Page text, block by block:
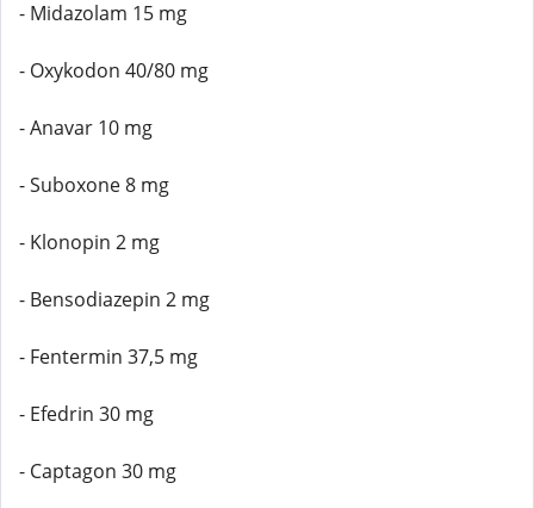
- Midazolam 15 mg
- Oxykodon 40/80 mg
- Anavar 10 mg
- Suboxone 8 mg
- Klonopin 2 mg
- Bensodiazepin 2 mg
- Fentermin 37,5 mg
- Efedrin 30 mg
- Captagon 30 mg